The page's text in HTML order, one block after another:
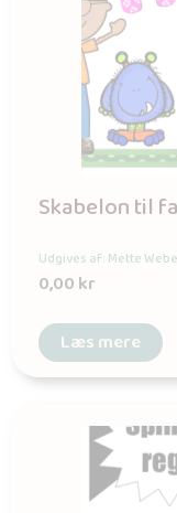
Skabelon til
Udgives af: Mette
0,00kr
Læs mere